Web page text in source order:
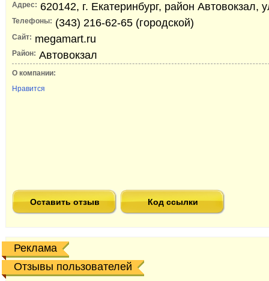
Адрес: 620142, г. Екатеринбург, район Автовокзал,
Телефоны: (343) 216-62-65 (городской)
Сайт: megamart.ru
Район: Автовокзал
О компании:
Нравится
Оставить отзыв Код ссылки
Реклама
Отзывы пользователей